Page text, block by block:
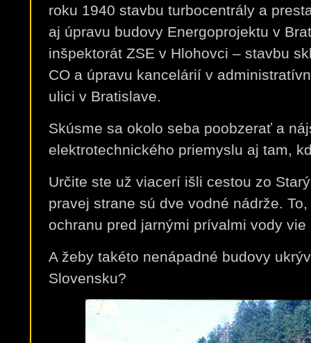
roku 1940 stavbu turbocentrály a
aj úpravu budovy Energoprojektu v
inšpektorát ZSE v Hlohovci – stavbu
CO a úpravu kancelárií v
ulici v Bratislave.
Skúsme sa okolo seba poobzerať a
elektrotechnického priemyslu aj tam,
Určite ste už viacerí išli cestou zo
pravej strane sú dve vodné nádrže.
ochranu pred jarnými prívalmi vody
A žeby takéto nenápadné budovy
Slovensku?